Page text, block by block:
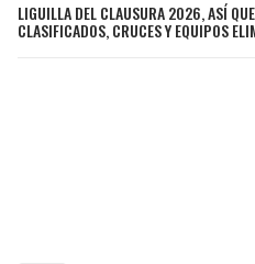
LIGUILLA DEL CLAUSURA 2026, ASÍ
CLASIFICADOS, CRUCES Y EQUIPOS